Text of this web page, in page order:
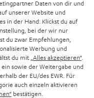
Daten von dir und
unserer Website und
in der Hand: Klickst du auf
bei der wir nur
du zwar Empfehlungen,
Werbung und
du mit „Alles akzeptieren“.
sowie der Weitergabe und
der EU/des EWR. Für
auch einzeln aktivieren
bestätigen.